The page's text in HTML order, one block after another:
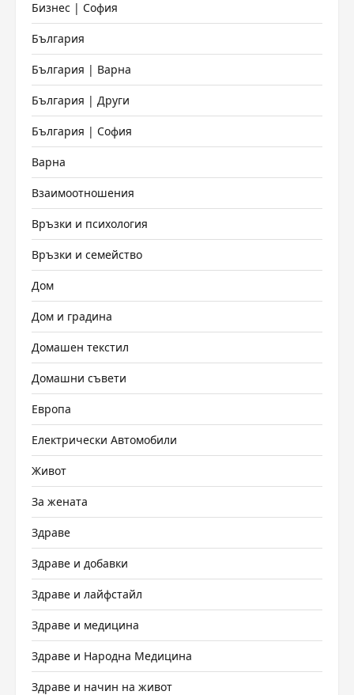
Бизнес | София
България
България | Варна
България | Други
България | София
Варна
Взаимоотношения
Връзки и психология
Връзки и семейство
Дом
Дом и градина
Домашен текстил
Домашни съвети
Европа
Електрически Автомобили
Живот
За жената
Здраве
Здраве и добавки
Здраве и лайфстайл
Здраве и медицина
Здраве и Народна Медицина
Здраве и начин на живот